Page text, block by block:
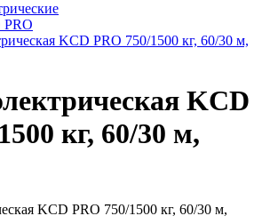
KCD PRO 750/1500 кг, 60/30 м,
KCD
кг, 60/30 м,